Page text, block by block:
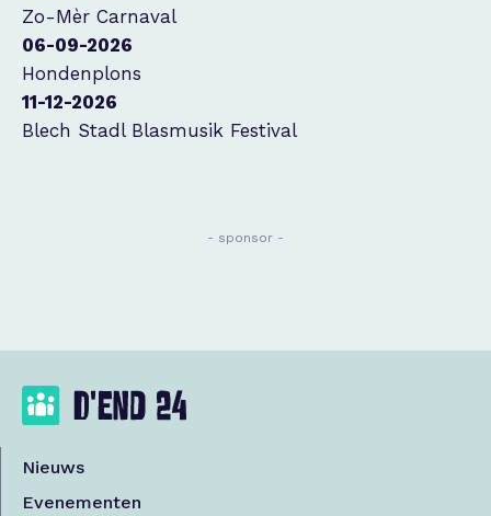
Zo-Mèr Carnaval
06-09-2026
Hondenplons
11-12-2026
Blech Stadl Blasmusik Festival
- sponsor -
Nieuws
Evenementen